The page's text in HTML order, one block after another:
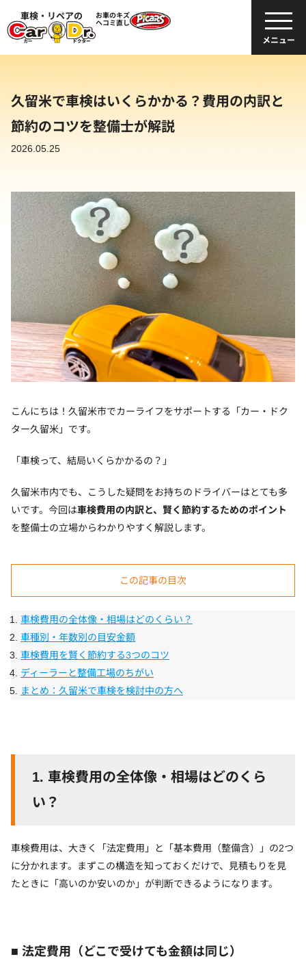
車検・リペアの
お車のキズ
ヘコミ直し
メニュー
久留米で車検はいくらかかる？費用の内訳と
節約のコツを整備士が解説
2026.05.25
こんにちは！久留米市でカーライフをサポートする「カー・ドク
ター久留米」です。
「車検って、結局いくらかかるの？」
久留米市内でも、こうした疑問をお持ちのドライバーはとても多
いです。今回は車検費用の内訳と、賢く節約するためのポイント
を整備士の立場からわかりやすく解説します。
この記事の目次
車検費用の全体像・相場はどのくらい？
車種別・年数別の目安金額
車検費用を賢く節約する3つのコツ
ディーラーと整備工場のちがい
まとめ：久留米で車検を検討中の方へ
1. 車検費用の全体像・相場はどのくら
い？
車検費用は、大きく「法定費用」と「基本費用（整備含）」の2つ
に分かれます。まずこの構造を知っておくだけで、見積もりを見
たときに「高いのか安いのか」が判断できるようになります。
■ 法定費用（どこで受けても金額は同じ）